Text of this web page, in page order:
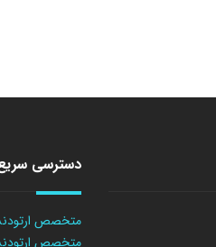
دسترسی
متخصص
متخصص